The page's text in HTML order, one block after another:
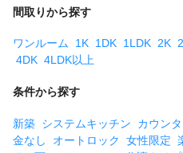
間取りから探す
ワンルーム 1K 1DK 1LDK 2K
4DK 4LDK以上
条件から探す
新築 システムキッチン カウン
金なし
オートロック 女性限定